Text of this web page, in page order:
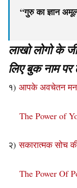
“गुरु का ज्ञान
लाखो लोगो के
लिए बुक नाम
१) आपके अवचेतन मन
The Power of
२)सकारात्मक सोच
The Power Of